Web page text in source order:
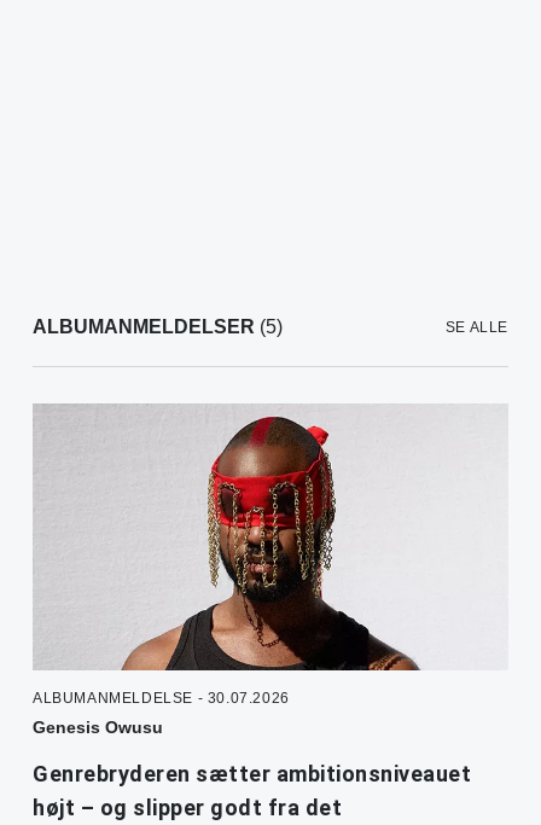
ALBUMANMELDELSER (5) SE ALLE
ALBUMANMELDELSE - 30.07.2026
Genesis Owusu
Genrebryderen sætter ambitionsniveauet
højt – og slipper godt fra det